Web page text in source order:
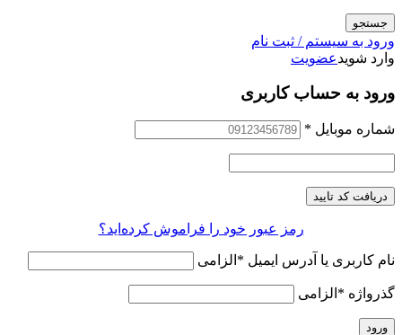
جستجو
ورود به سیستم / ثبت نام
وارد شویدعضویت
ورود به حساب کاربری
شماره موبایل *
دریافت کد تایید
رمز عبور خود را فراموش کرده‌اید؟
نام کاربری یا آدرس ایمیل * الزامی
گذرواژه * الزامی
ورود